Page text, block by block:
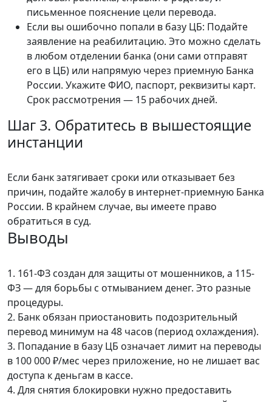
письменное пояснение цели перевода.
Если вы ошибочно попали в базу ЦБ: Подайте
заявление на реабилитацию. Это можно сделать
в любом отделении банка (они сами отправят
его в ЦБ) или напрямую через приемную Банка
России. Укажите ФИО, паспорт, реквизиты карт.
Срок рассмотрения — 15 рабочих дней.
Шаг 3. Обратитесь в вышестоящие
инстанции
Если банк затягивает сроки или отказывает без
причин, подайте жалобу в интернет-приемную Банка
России. В крайнем случае, вы имеете право
обратиться в суд.
Выводы
1. 161-ФЗ создан для защиты от мошенников, а 115-
ФЗ — для борьбы с отмыванием денег. Это разные
процедуры.
2. Банк обязан приостановить подозрительный
перевод минимум на 48 часов (период охлаждения).
3. Попадание в базу ЦБ означает лимит на переводы
в 100 000 ₽/мес через приложение, но не лишает вас
доступа к деньгам в кассе.
4. Для снятия блокировки нужно предоставить